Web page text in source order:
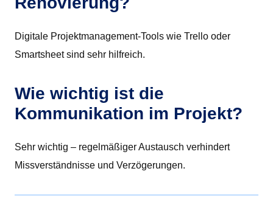
Digitale Projektmanagement-Tools wie Trello oder
Smartsheet sind sehr hilfreich.
Wie wichtig ist die
Kommunikation im Projekt?
Sehr wichtig – regelmäßiger Austausch verhindert
Missverständnisse und Verzögerungen.